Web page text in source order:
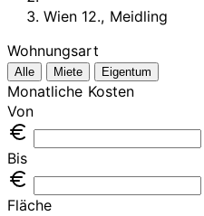
Wien 12., Meidling
Wohnungsart
Alle Miete Eigentum
Monatliche Kosten
Von
Bis
Fläche